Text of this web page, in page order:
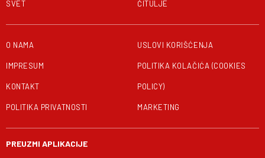
SVET ČITULJE
O NAMA
IMPRESUM
KONTAKT
POLITIKA PRIVATNOSTI
USLOVI KORIŠĆENJA
POLITIKA KOLAČIĆA (COOKIES
POLICY)
MARKETING
PREUZMI APLIKACIJE